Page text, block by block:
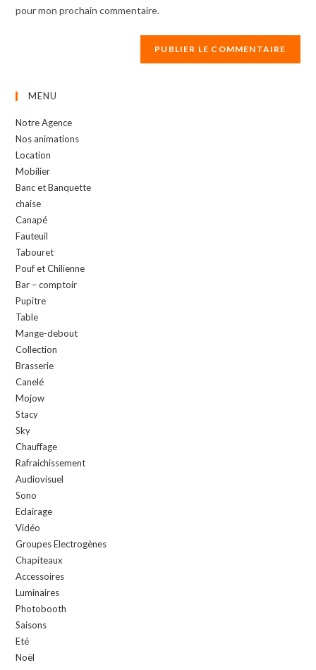
pour mon prochain commentaire.
MENU
Notre Agence
Nos animations
Location
Mobilier
Banc et Banquette
chaise
Canapé
Fauteuil
Tabouret
Pouf et Chilienne
Bar – comptoir
Pupitre
Table
Mange-debout
Collection
Brasserie
Canelé
Mojow
Stacy
Sky
Chauffage
Rafraichissement
Audiovisuel
Sono
Eclairage
Vidéo
Groupes Electrogènes
Chapiteaux
Accessoires
Luminaires
Photobooth
Saisons
Eté
Noël